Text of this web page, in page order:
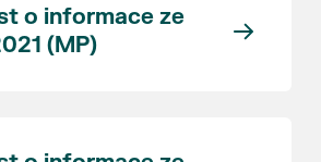
o informace ze
(MP)